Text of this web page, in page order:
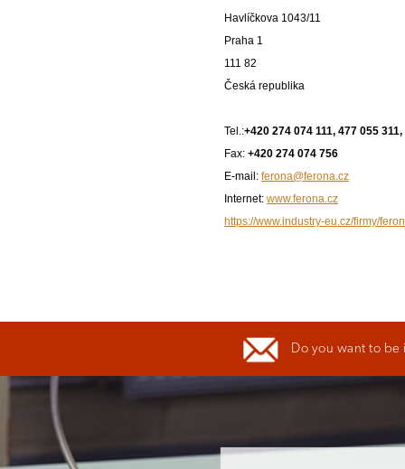
Havlíčkova 1043/11
Praha 1
111 82
Česká republika
Tel.:+420 274 074 111, 477 055
Fax: +420 274 074 756
E-mail: ferona@ferona.cz
Internet: www.ferona.cz
https://www.industry-eu.cz/firmy/
Do you want to